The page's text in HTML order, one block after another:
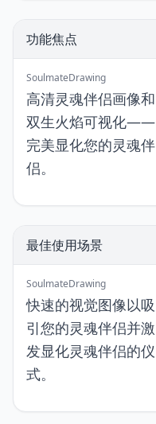
功能焦点
SoulmateDrawing
高清灵魂伴侣画像和
双生火焰可视化——
完美显化您的灵魂伴
侣。
最佳使用场景
SoulmateDrawing
快速的视觉图像以吸
引您的灵魂伴侣并激
发显化灵魂伴侣的仪
式。